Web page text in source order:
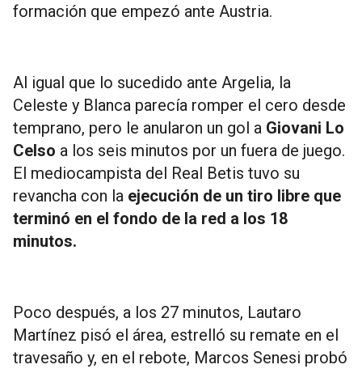
formación que empezó ante Austria.
Al igual que lo sucedido ante Argelia, la
Celeste y Blanca parecía romper el cero desde
temprano, pero le anularon un gol a Giovani Lo
Celso a los seis minutos por un fuera de juego.
El mediocampista del Real Betis tuvo su
revancha con la ejecución de un tiro libre que
terminó en el fondo de la red a los 18
minutos.
Poco después, a los 27 minutos, Lautaro
Martínez pisó el área, estrelló su remate en el
travesaño y, en el rebote, Marcos Senesi probó